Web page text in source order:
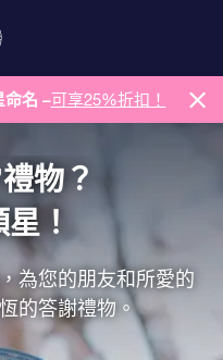
命名 –可享25%折扣！
物？
！
為您的朋友和所愛的
的答謝禮物。